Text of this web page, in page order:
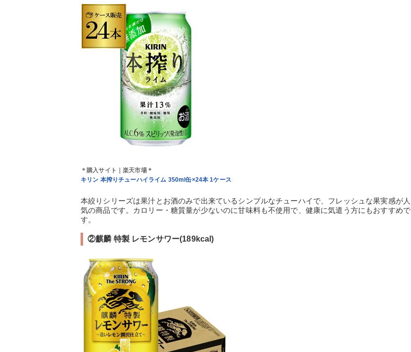
＊購入サイト｜楽天市場＊
キリン 本搾りチューハイライム 350ml缶×24本 1ケース
本絞りシリーズは果汁とお酒のみで出来ているシンプルなチューハイで、フレッシュな果実感が人
気の商品です。カロリー・糖質量が少ないのに甘味料も不使用で、健康に気遣う方にもおすすめで
す。
②麒麟 特製 レモンサワー(189kcal)